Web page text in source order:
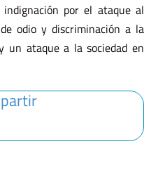
por el ataque al
odio y discriminación a la
un ataque a la sociedad en